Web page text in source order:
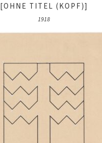
[OHNE TITEL (KOPF)]
1918